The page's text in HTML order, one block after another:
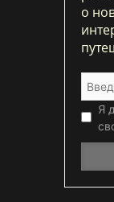
о
Я